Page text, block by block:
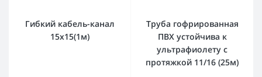
Гибкий кабель-канал
15х15(1м)
Труба гофрированная
ПВХ устойчива к
ультрафиолету с
протяжкой 11/16 (25м)